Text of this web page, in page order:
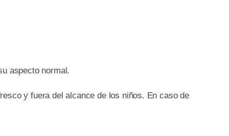
aspecto normal.
y fuera del alcance de los niños. En caso de